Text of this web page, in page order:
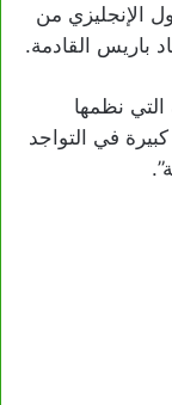
الإنجليزي من
باريس القادمة.
التي نظمها
في التواجد